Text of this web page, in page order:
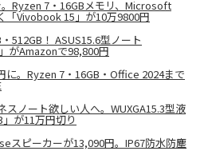
Ryzen 7・16GBメモリ、Microsoft
「Vivobook 15」が10万9800円
512GB！ ASUS15.6型ノート
がAmazonで98,800円
に。Ryzen 7・16GB・Office 2024まで
スノート欲しい人へ。WUXGA15.3型液
が11万円切り
スピーカーが13,090円。IP67防水防塵